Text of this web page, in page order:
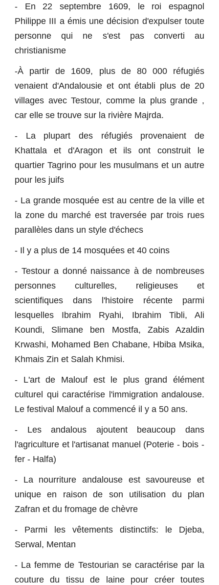
- En 22 septembre 1609, le roi espagnol
Philippe III a émis une décision d'expulser toute
personne qui ne s'est pas converti au
christianisme
-À partir de 1609, plus de 80 000 réfugiés
venaient d'Andalousie et ont établi plus de 20
villages avec Testour, comme la plus grande ,
car elle se trouve sur la rivière Majrda.
- La plupart des réfugiés provenaient de
Khattala et d'Aragon et ils ont construit le
quartier Tagrino pour les musulmans et un autre
pour les juifs
- La grande mosquée est au centre de la ville et
la zone du marché est traversée par trois rues
parallèles dans un style d'échecs
- Il y a plus de 14 mosquées et 40 coins
- Testour a donné naissance à de nombreuses
personnes culturelles, religieuses et
scientifiques dans l'histoire récente parmi
lesquelles Ibrahim Ryahi, Ibrahim Tibli, Ali
Koundi, Slimane ben Mostfa, Zabis Azaldin
Krwashi, Mohamed Ben Chabane, Hbiba Msika,
Khmais Zin et Salah Khmisi.
- L'art de Malouf est le plus grand élément
culturel qui caractérise l'immigration andalouse.
Le festival Malouf a commencé il y a 50 ans.
- Les andalous ajoutent beaucoup dans
l'agriculture et l'artisanat manuel (Poterie - bois -
fer - Halfa)
- La nourriture andalouse est savoureuse et
unique en raison de son utilisation du plan
Zafran et du fromage de chèvre
- Parmi les vêtements distinctifs: le Djeba,
Serwal, Mentan
- La femme de Testourian se caractérise par la
couture du tissu de laine pour créer toutes